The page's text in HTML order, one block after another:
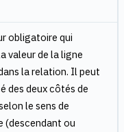
obligatoire qui
valeur de la ligne
la relation. Il peut
des deux côtés de
le sens de
(descendant ou